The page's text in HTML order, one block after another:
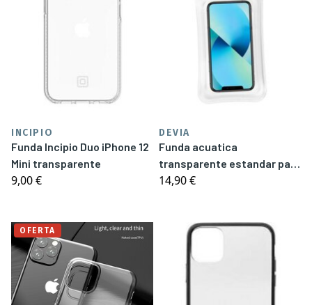
INCIPIO
Funda Incipio Duo iPhone 12
Mini transparente
9,00 €
DEVIA
Funda acuatica
transparente estandar para
móviles de hasta 7” Devia
14,90 €
OFERTA